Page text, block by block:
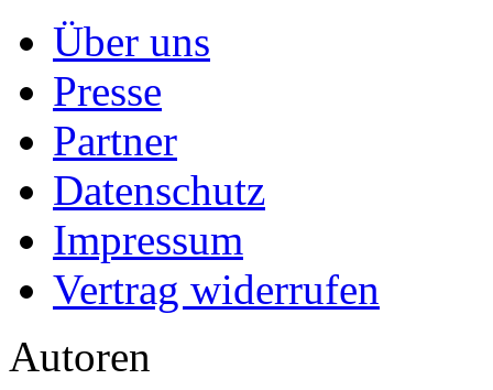
Über uns
Presse
Partner
Datenschutz
Impressum
Vertrag widerrufen
Autoren